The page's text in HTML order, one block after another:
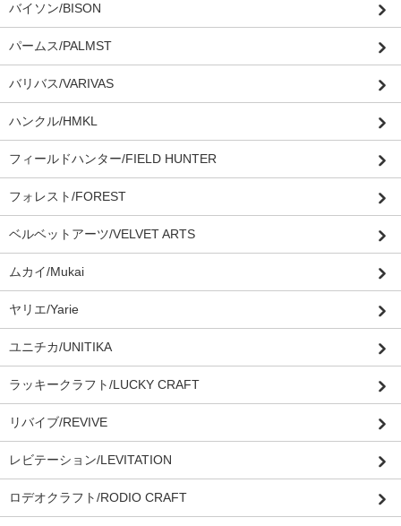
バイソン/BISON
パームス/PALMST
バリバス/VARIVAS
ハンクル/HMKL
フィールドハンター/FIELD HUNTER
フォレスト/FOREST
ベルベットアーツ/VELVET ARTS
ムカイ/Mukai
ヤリエ/Yarie
ユニチカ/UNITIKA
ラッキークラフト/LUCKY CRAFT
リバイブ/REVIVE
レビテーション/LEVITATION
ロデオクラフト/RODIO CRAFT